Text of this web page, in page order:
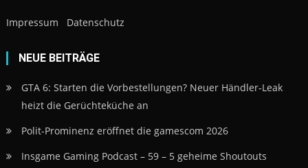
Impressum Datenschutz
NEUE BEITRÄGE
GTA 6: Starten die Vorbestellungen? Neuer Händler-Leak
heizt die Gerüchteküche an
Polit-Prominenz eröffnet die gamescom 2026
Insgame Gaming Podcast – 59 – 5 geheime Shoutouts